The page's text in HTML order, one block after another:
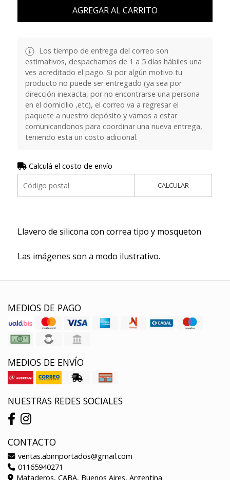
AGREGAR AL CARRITO
Los tiempo de entrega del correo son
estimativos, despachamos de 1 a 5 días hábiles una
ves acreditado el pago. Si por algún motivo tu
producto no puede ser entregado (ya sea por
dirección inexacta, por no encontrarse una persona
en el domicilio ,etc), el correo va a regresar el
paquete a nuestro depósito y vamos a estar
comunicandonos para coordinar una nueva entrega,
teniendo esta un costo adicional.
Calculá el costo de envío
CALCULAR
Llavero de silicona con correa tipo y mosqueton
Las imágenes son a modo ilustrativo.
MEDIOS DE PAGO
MEDIOS DE ENVÍO
NUESTRAS REDES SOCIALES
CONTACTO
ventas.abimportados@gmail.com
01165940271
Mataderos, CABA, Buenos Aires, Argentina